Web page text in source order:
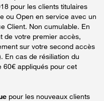
pour les clients titulaires
ou Open en service avec un
Client. Non cumulable. En
de votre premier accès,
sur votre second accès
En cas de résiliation du
60€ appliqués pour cet
pour les nouveaux clients